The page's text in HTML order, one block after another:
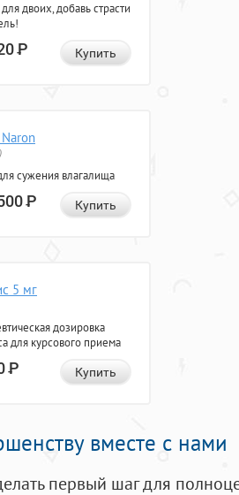
двоих, добавь страсти
Р Купить
сужения влагалища
Р Купить
5 мг
дозировка
для курсового приема
Р Купить
вместе с нами
первый шаг для